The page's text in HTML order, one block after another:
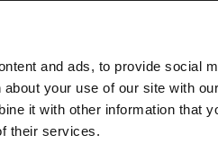
and ads, to provide social
your use of our site with
it with other information that
their services.